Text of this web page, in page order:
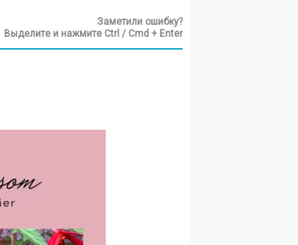
Заметили ошибку?
Выделите и нажмите Ctrl / Cmd + Enter